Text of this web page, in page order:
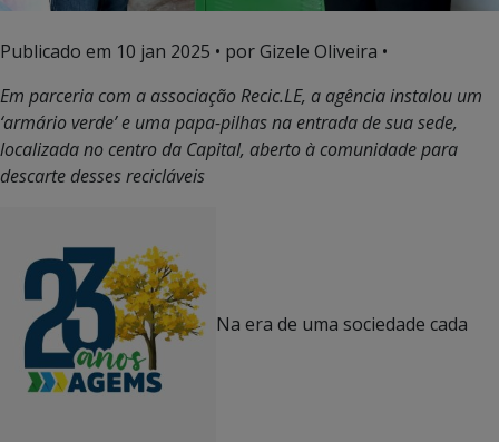
Publicado em 10 jan 2025 • por Gizele Oliveira •
Em parceria com a associação Recic.LE, a agência instalou um
‘armário verde’ e uma papa-pilhas na entrada de sua sede,
localizada no centro da Capital, aberto à comunidade para
descarte desses recicláveis
Na era de uma sociedade cada